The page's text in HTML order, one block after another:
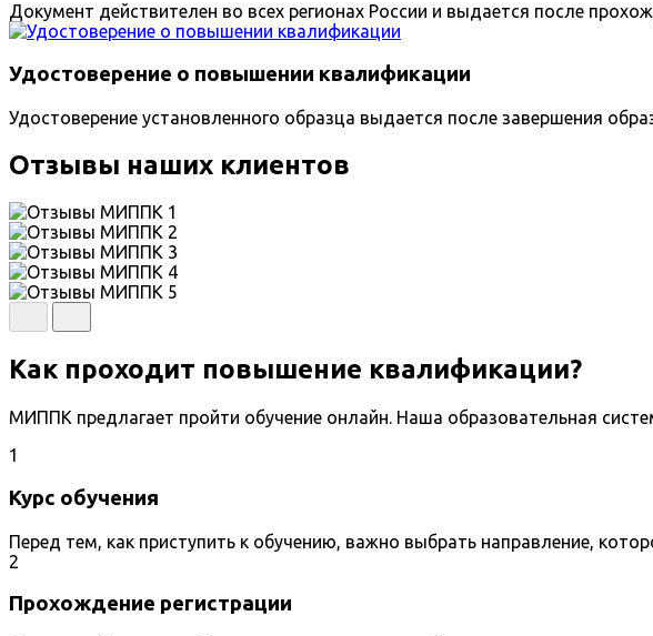
Документ действителен во всех регионах России и выдается после
Удостоверение о повышении квалификации
Удостоверение установленного образца выдается после завершения
Отзывы наших клиентов
Как проходит повышение квалификации?
МИППК предлагает пройти обучение онлайн. Наша образовательная
1
Курс обучения
Перед тем, как приступить к обучению, важно выбрать направление,
2
Прохождение регистрации